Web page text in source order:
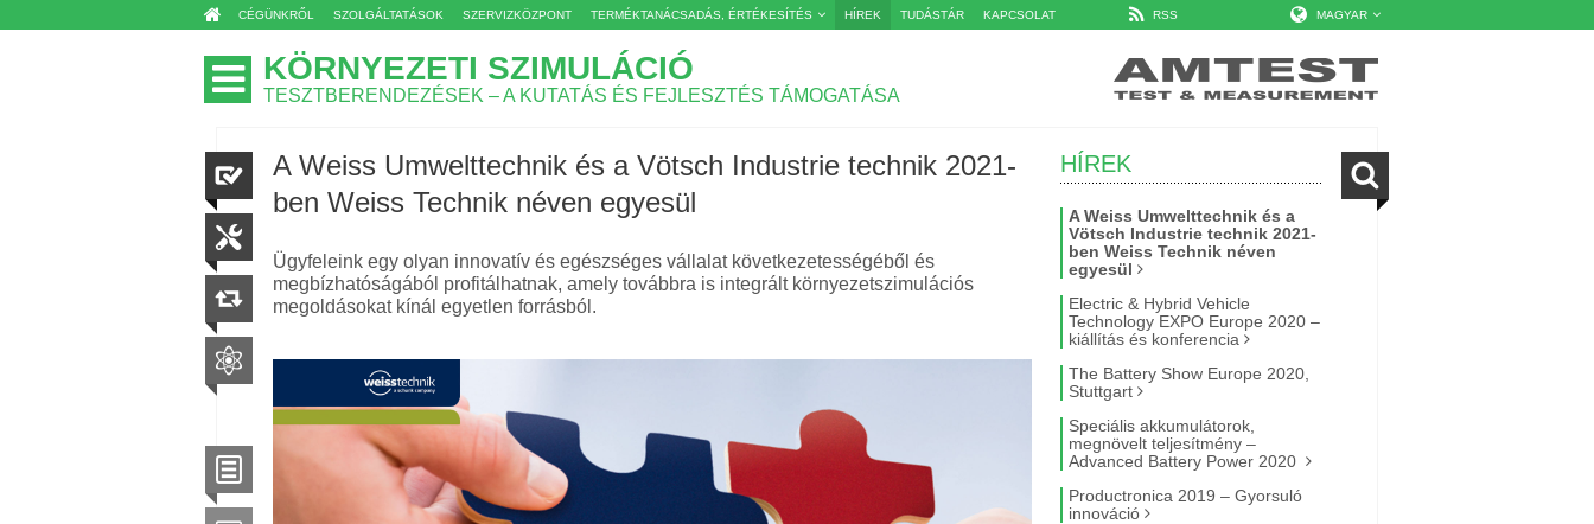
CÉGÜNKRŐL SZOLGÁLTATÁSOK SZERVIZKÖZPONT TERMÉKTANÁCSADÁS, ÉRTÉKESÍTÉS HÍREK TUDÁSTÁR KAPCSOLAT RSS MAGYAR
KÖRNYEZETI SZIMULÁCIÓ
TESZTBERENDEZÉSEK – A KUTATÁS ÉS FEJLESZTÉS TÁMOGATÁSA
A Weiss Umwelttechnik és a Vötsch Industrie technik 2021-
ben Weiss Technik néven egyesül
Ügyfeleink egy olyan innovatív és egészséges vállalat következetességéből és
megbízhatóságából profitálhatnak, amely továbbra is integrált környezetszimulációs
megoldásokat kínál egyetlen forrásból.
HÍREK
A Weiss Umwelttechnik és a
Vötsch Industrie technik 2021-
ben Weiss Technik néven
egyesül
Electric & Hybrid Vehicle
Technology EXPO Europe 2020 –
kiállítás és konferencia
The Battery Show Europe 2020,
Stuttgart
Speciális akkumulátorok,
megnövelt teljesítmény –
Advanced Battery Power 2020
Productronica 2019 – Gyorsuló
innováció